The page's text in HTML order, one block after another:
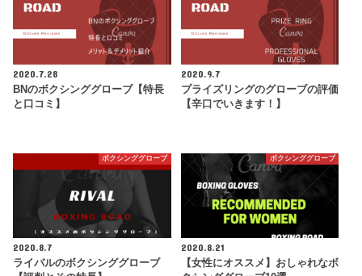
2020.7.28
BNのボクシンググローブ【特長
と口コミ】
2020.9.7
プライズリングのグローブの評価
【辛口でいきます！】
ボクシンググローブ
2020.8.7
ライバルのボクシンググローブ
ボクシンググローブ
2020.8.21
【女性にオススメ】おしゃれなボ